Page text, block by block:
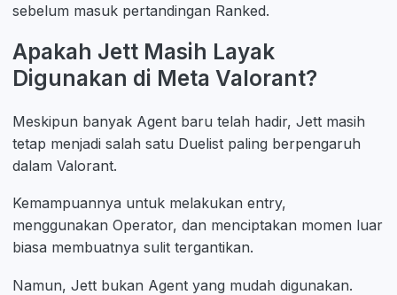
sebelum masuk pertandingan Ranked.
Apakah Jett Masih Layak
Digunakan di Meta Valorant?
Meskipun banyak Agent baru telah hadir, Jett masih
tetap menjadi salah satu Duelist paling berpengaruh
dalam Valorant.
Kemampuannya untuk melakukan entry,
menggunakan Operator, dan menciptakan momen luar
biasa membuatnya sulit tergantikan.
Namun, Jett bukan Agent yang mudah digunakan.